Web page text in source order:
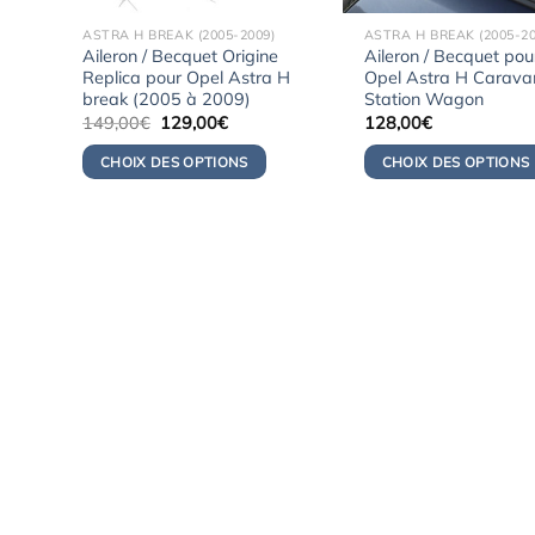
ASTRA H BREAK (2005-2009)
Aileron / Becquet Origine
Replica pour Opel Astra H
break (2005 à 2009)
149,00€ Le
initial
était :
129,00€Le
actuel
est :
CHOIX DES OPTIONS
ASTRA H BREAK (2005-
Aileron / Becquet
Opel Astra H
Station Wagon
128,00€
CHOIX DES OPTIONS